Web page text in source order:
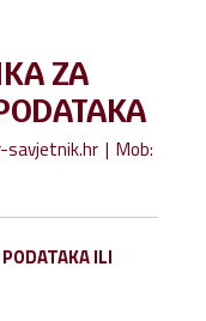
ZA
| Mob:
ILI